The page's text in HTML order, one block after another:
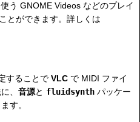
う GNOME Videos などのプレイ
とができます。詳しくは
することで VLC で MIDI ファイ
、 音源と fluidsynth パッケー
す。